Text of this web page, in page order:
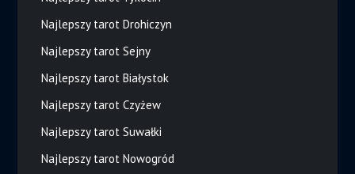
Najlepszy tarot Drohiczyn
Najlepszy tarot Sejny
Najlepszy tarot Białystok
Najlepszy tarot Czyżew
Najlepszy tarot Suwałki
Najlepszy tarot Nowogród